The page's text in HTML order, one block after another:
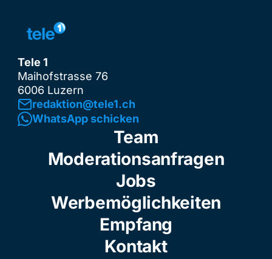
Tele 1
Maihofstrasse 76
6006 Luzern
redaktion@tele1.ch
WhatsApp schicken
Team
Moderationsanfragen
Jobs
Werbemöglichkeiten
Empfang
Kontakt